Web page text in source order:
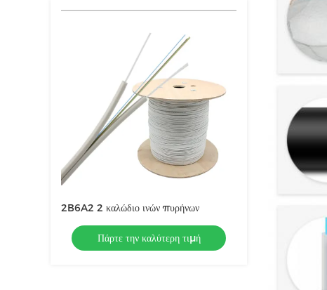
2B6A2 2 καλώδιο ινών πυρήνων
Πάρτε την καλύτερη τιμή